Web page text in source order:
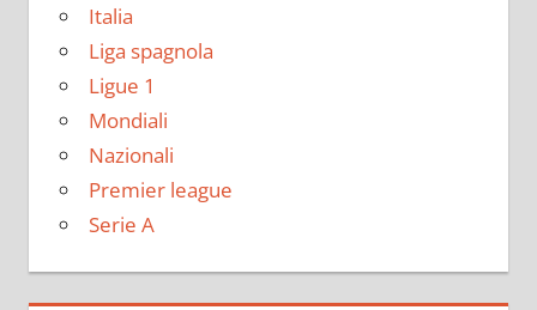
Italia
Liga spagnola
Ligue 1
Mondiali
Nazionali
Premier league
Serie A